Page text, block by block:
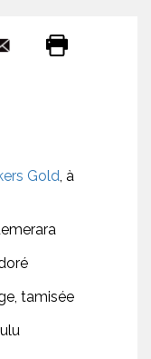
Gold, à
tamisée